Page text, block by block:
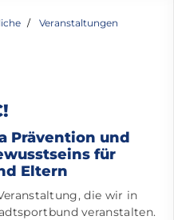
Veranstaltungen
Prävention und
für
Eltern
die wir in
veranstalten.